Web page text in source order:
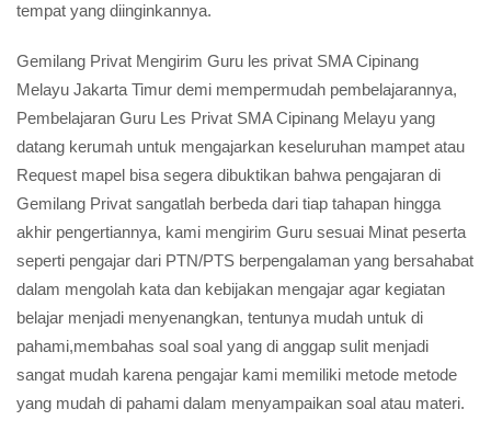
tempat yang diinginkannya.
Gemilang Privat Mengirim Guru les privat SMA Cipinang
Melayu Jakarta Timur demi mempermudah pembelajarannya,
Pembelajaran Guru Les Privat SMA Cipinang Melayu yang
datang kerumah untuk mengajarkan keseluruhan mampet atau
Request mapel bisa segera dibuktikan bahwa pengajaran di
Gemilang Privat sangatlah berbeda dari tiap tahapan hingga
akhir pengertiannya, kami mengirim Guru sesuai Minat peserta
seperti pengajar dari PTN/PTS berpengalaman yang bersahabat
dalam mengolah kata dan kebijakan mengajar agar kegiatan
belajar menjadi menyenangkan, tentunya mudah untuk di
pahami,membahas soal soal yang di anggap sulit menjadi
sangat mudah karena pengajar kami memiliki metode metode
yang mudah di pahami dalam menyampaikan soal atau materi.